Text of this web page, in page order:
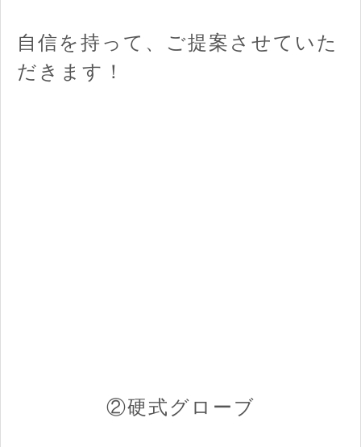
自信を持って、ご提案させていた
だきます！
②硬式グローブ